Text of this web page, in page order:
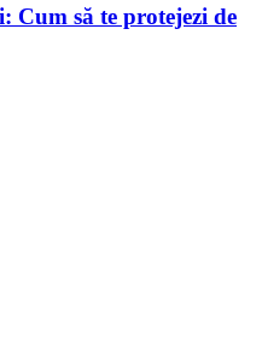
Cum să te protejezi de